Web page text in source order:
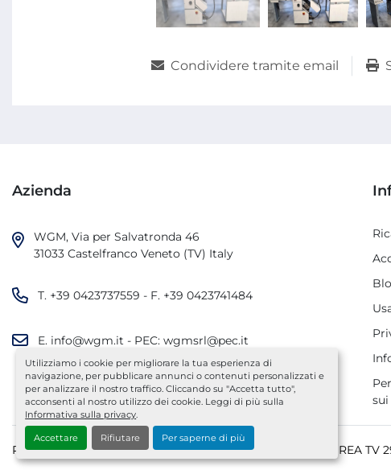
Utilizziamo i cookie per migliorare la tua esperienza di
navigazione, per pubblicare annunci o contenuti personalizzati e
per analizzare il nostro traffico. Cliccando su "Accetta tutto",
acconsenti al nostro utilizzo dei cookie. Leggi di più sulla
Informativa sulla privacy.
Accettare Rifiutare Per saperne di più
Condividere tramite email
Azienda
WGM, Via per Salvatronda 46
31033 Castelfranco Veneto (TV) Italy
T. +39 0423737559 - F. +39 0423741484
E. info@wgm.it - PEC: wgmsrl@pec.it
sui
P.IVA IT03319200279 - C.F 03416790263 | MEC TV 052290 - REA TV